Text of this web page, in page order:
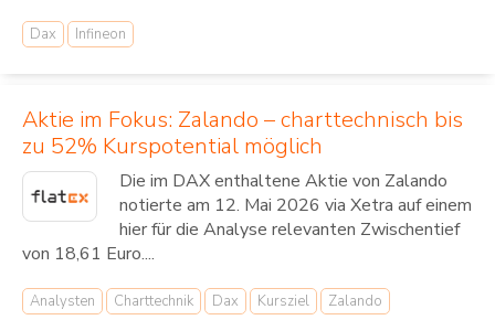
Dax Infineon
Aktie im Fokus: Zalando – charttechnisch bis
zu 52% Kurspotential möglich
Die im DAX enthaltene Aktie von Zalando
notierte am 12. Mai 2026 via Xetra auf einem
hier für die Analyse relevanten Zwischentief
von 18,61 Euro....
Analysten Charttechnik Dax Kursziel Zalando